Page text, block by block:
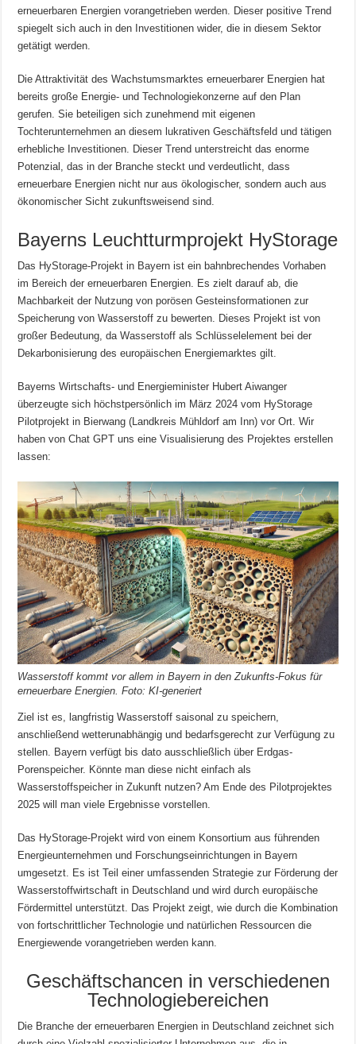
erneuerbaren Energien vorangetrieben werden. Dieser positive Trend
spiegelt sich auch in den Investitionen wider, die in diesem Sektor
getätigt werden.
Die Attraktivität des Wachstumsmarktes erneuerbarer Energien hat
bereits große Energie- und Technologiekonzerne auf den Plan
gerufen. Sie beteiligen sich zunehmend mit eigenen
Tochterunternehmen an diesem lukrativen Geschäftsfeld und tätigen
erhebliche Investitionen. Dieser Trend unterstreicht das enorme
Potenzial, das in der Branche steckt und verdeutlicht, dass
erneuerbare Energien nicht nur aus ökologischer, sondern auch aus
ökonomischer Sicht zukunftsweisend sind.
Bayerns Leuchtturmprojekt HyStorage
Das HyStorage-Projekt in Bayern ist ein bahnbrechendes Vorhaben
im Bereich der erneuerbaren Energien. Es zielt darauf ab, die
Machbarkeit der Nutzung von porösen Gesteinsformationen zur
Speicherung von Wasserstoff zu bewerten. Dieses Projekt ist von
großer Bedeutung, da Wasserstoff als Schlüsselelement bei der
Dekarbonisierung des europäischen Energiemarktes gilt.
Bayerns Wirtschafts- und Energieminister Hubert Aiwanger
überzeugte sich höchstpersönlich im März 2024 vom HyStorage
Pilotprojekt in Bierwang (Landkreis Mühldorf am Inn) vor Ort. Wir
haben von Chat GPT uns eine Visualisierung des Projektes erstellen
lassen:
Wasserstoff kommt vor allem in Bayern in den Zukunfts-Fokus für
erneuerbare Energien. Foto: KI-generiert
Ziel ist es, langfristig Wasserstoff saisonal zu speichern,
anschließend wetterunabhängig und bedarfsgerecht zur Verfügung zu
stellen. Bayern verfügt bis dato ausschließlich über Erdgas-
Porenspeicher. Könnte man diese nicht einfach als
Wasserstoffspeicher in Zukunft nutzen? Am Ende des Pilotprojektes
2025 will man viele Ergebnisse vorstellen.
Das HyStorage-Projekt wird von einem Konsortium aus führenden
Energieunternehmen und Forschungseinrichtungen in Bayern
umgesetzt. Es ist Teil einer umfassenden Strategie zur Förderung der
Wasserstoffwirtschaft in Deutschland und wird durch europäische
Fördermittel unterstützt. Das Projekt zeigt, wie durch die Kombination
von fortschrittlicher Technologie und natürlichen Ressourcen die
Energiewende vorangetrieben werden kann.
Geschäftschancen in verschiedenen
Technologiebereichen
Die Branche der erneuerbaren Energien in Deutschland zeichnet sich